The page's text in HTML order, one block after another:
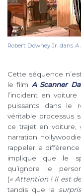
Robert Downey Jr. dans A
Cette séquence
le film A Scanner
l’incident en
puissants dans le
véritable processus
ce trajet en voiture,
narration
rappeler la
implique que le
qu’ignore le
(« Attention ! Il est
tandis que la